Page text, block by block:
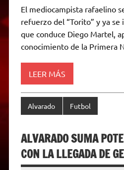
t
s
p
p
l
e
g
a
m
t
t
r
e
b
o
o
k
s
e
g
e
p
y
L
i
n
k
a
i
l
n
t
r
i
El mediocampista rafaelino
refuerzo del “Torito” y ya
que conduce Diego Martel,
conocimiento de la Primera
LEER MÁS
Alvarado Futbol
ALVARADO SUMA
CON LA LLEGADA DE